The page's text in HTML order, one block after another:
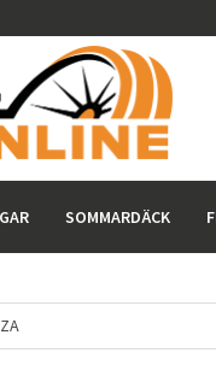
SOMMARDÄCK